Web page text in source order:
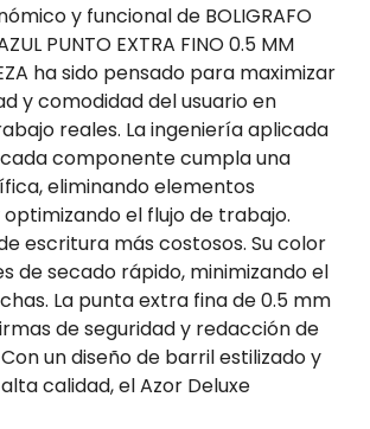
y funcional de BOLIGRAFO
PUNTO EXTRA FINO 0.5 MM
ha sido pensado para maximizar
y comodidad del usuario en
reales. La ingeniería aplicada
componente cumpla una
eliminando elementos
el flujo de trabajo.
escritura más costosos. Su color
de secado rápido, minimizando el
La punta extra fina de 0.5 mm
de seguridad y redacción de
un diseño de barril estilizado y
calidad, el Azor Deluxe